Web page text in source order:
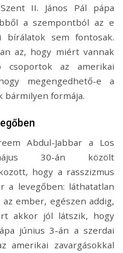
II. János Pál pápa
a szempontból az e
bírálatok sem fontosak.
az, hogy miért vannak
csoportok az amerikai
megengedhető-e a
bármilyen formája.
Abdul-Jabbar a Los
30-án közölt
hogy a rasszizmus
a levegőben: láthatatlan
ember, egészen addig,
akkor jól látszik, hogy
június 3-án a szerdai
amerikai zavargásokkal